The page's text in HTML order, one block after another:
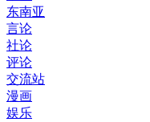
东南亚
言论
社论
评论
交流站
漫画
娱乐